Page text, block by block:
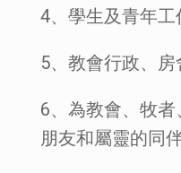
4、學生及青年工
5、教會行政、房
6、為教會、牧
朋友和屬靈的同伴